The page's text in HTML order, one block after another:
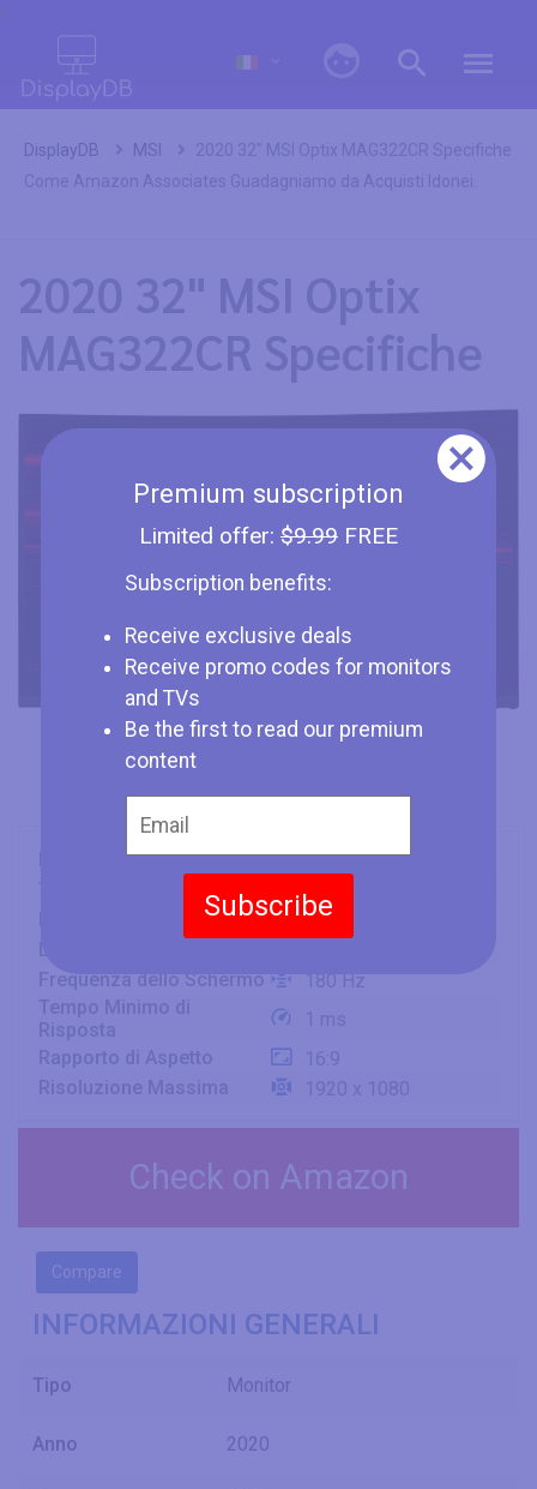
Premium subscription
Limited offer: $9.99FREE
Subscription benefits:
Receive exclusive deals
Receive promo codes for monitors
and TVs
Be the first to read our premium
content
Subscribe
DisplayDB MSI
2020 32" MSI Optix MAG322CR Specifiche
Come Amazon Associates Guadagniamo da Acquisti Idonei.
2020 32" MSI Optix
MAG322CR Specifiche
Marca
MSI
Monitor
Dimensione Schermo
32" (inches)
Frequenza dello Schermo
180 Hz
Rapporto di Aspetto
16:9
Check on Amazon
Compare
INFORMAZIONI GENERALI
Tipo Monitor
Anno 2020